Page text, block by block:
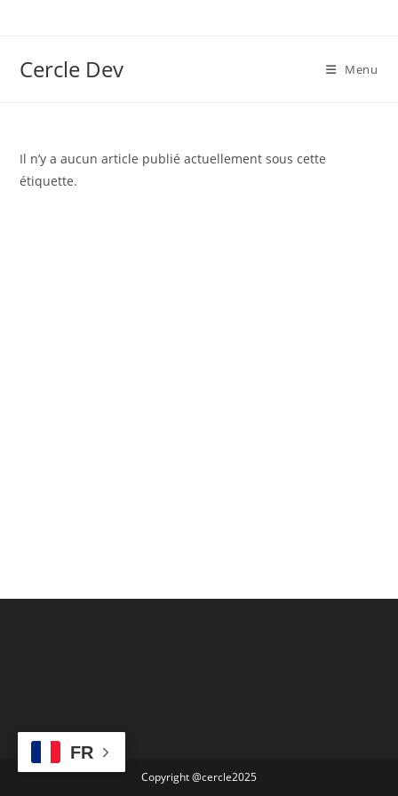
Cercle Dev Menu
Il n’y a aucun article publié actuellement sous cette
étiquette.
Copyright @cercle2025
FR